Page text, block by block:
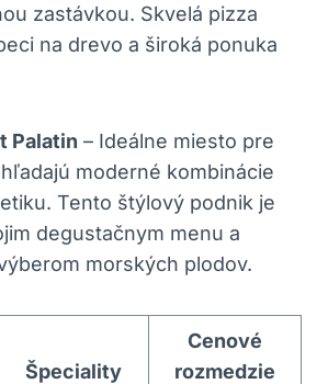
zastávkou. Skvelá pizza
na drevo a široká ponuka
Palatin – Ideálne miesto pre
moderné kombinácie
Tento štýlový podnik je
degustačnym menu a
morských plodov.
Špeciality
Cenové
rozmedzie